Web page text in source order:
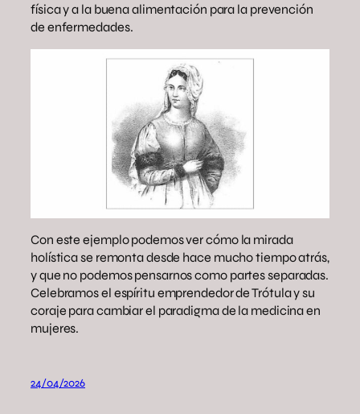
física y a la buena alimentación para la prevención
de enfermedades.
Con este ejemplo podemos ver cómo la mirada
holística se remonta desde hace mucho tiempo atrás,
y que no podemos pensarnos como partes separadas.
Celebramos el espíritu emprendedor de Trótula y su
coraje para cambiar el paradigma de la medicina en
mujeres.
24/04/2026